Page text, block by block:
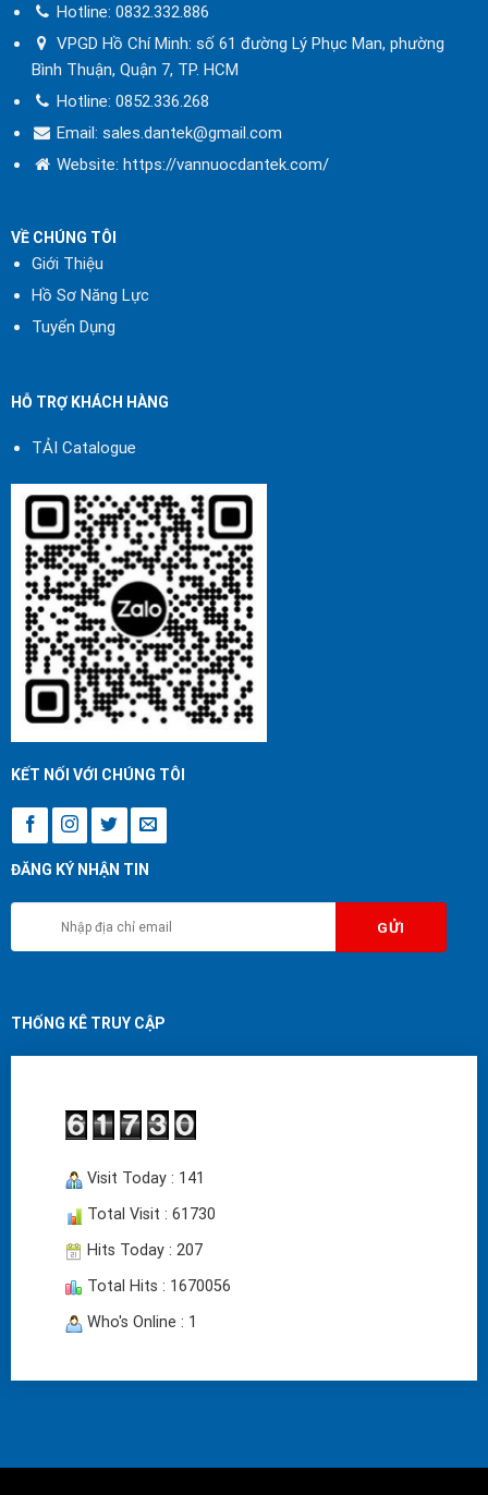
Hotline:0832.332.886
VPGD Hồ Chí Minh: số 61 đường Lý Phục Man, phường
Bình Thuận, Quận 7, TP. HCM
Hotline:0852.336.268
Email: sales.dantek@gmail.com
Website:https://vannuocdantek.com/
VỀ CHÚNG TÔI
Giới Thiệu
Hồ Sơ Năng Lực
Tuyển Dụng
HỖ TRỢ KHÁCH HÀNG
TẢI Catalogue
KẾT NỐI VỚI CHÚNG TÔI
ĐĂNG KÝ NHẬN TIN
THỐNG KÊ TRUY CẬP
Visit Today : 141
Total Visit : 61730
Hits Today : 207
Total Hits : 1670056
Who's Online : 1